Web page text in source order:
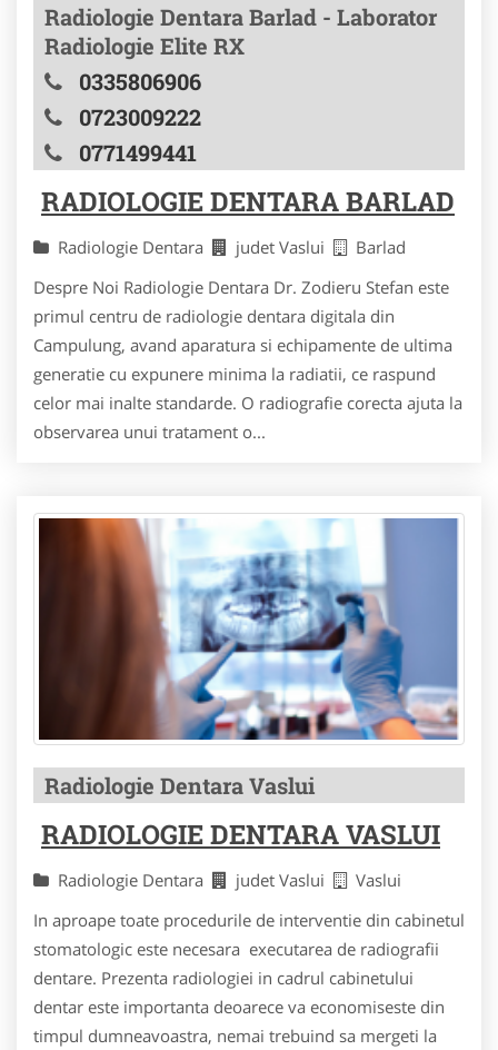
Radiologie Dentara Barlad - Laborator
Radiologie Elite RX
0335806906
0723009222
0771499441
RADIOLOGIE DENTARA BARLAD
Radiologie Dentara judet Vaslui
Barlad
Despre Noi Radiologie Dentara Dr. Zodieru Stefan este
primul centru de radiologie dentara digitala din
Campulung, avand aparatura si echipamente de ultima
generatie cu expunere minima la radiatii, ce raspund
celor mai inalte standarde. O radiografie corecta ajuta la
observarea unui tratament o...
Radiologie Dentara Vaslui
RADIOLOGIE DENTARA VASLUI
Radiologie Dentara judet Vaslui
Vaslui
In aproape toate procedurile de interventie din cabinetul
stomatologic este necesara executarea de radiografii
dentare. Prezenta radiologiei in cadrul cabinetului
dentar este importanta deoarece va economiseste din
timpul dumneavoastra, nemai trebuind sa mergeti la